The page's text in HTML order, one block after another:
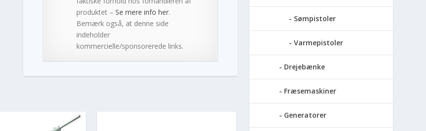
produktet – Se mere info her.
Bemærk også, at denne side
indeholder
kommercielle/sponsorerede links.
Sømpistoler
Varmepistoler
Drejebænke
Fræsemaskiner
Generatorer